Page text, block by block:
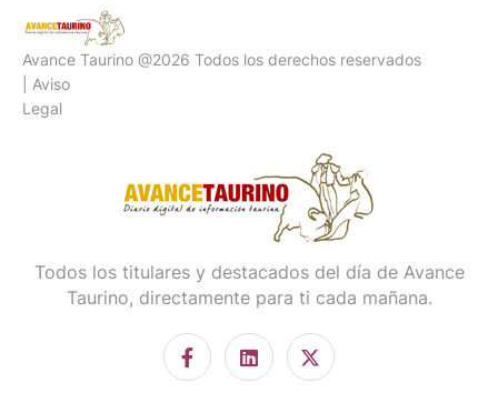
Avance Taurino @2026 Todos los derechos reservados
| Aviso
Legal
Todos los titulares y destacados del día de Avance
Taurino, directamente para ti cada mañana.